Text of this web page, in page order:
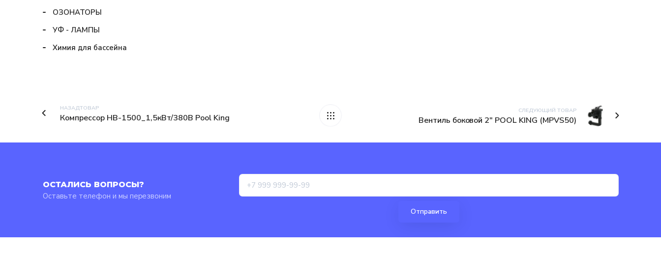
ОЗОНАТОРЫ
УФ - ЛАМПЫ
Химия для бассейна
НАЗАДТОВАР
Компрессор HB-1500_1,5кВт/380В Pool King
СЛЕДУЮЩИЙ ТОВАР
Вентиль боковой 2" POOL KING (MPVS50)
ОСТАЛИСЬ ВОПРОСЫ?
Оставьте телефон и мы перезвоним